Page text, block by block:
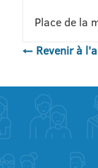
Place de la
← Revenir à